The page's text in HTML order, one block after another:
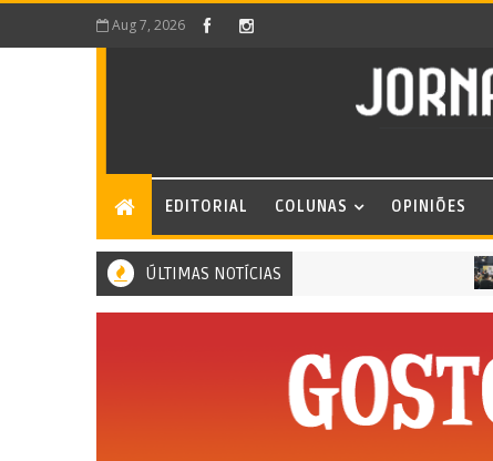
Aug 7, 2026
EDITORIAL COLUNAS OPINIÕES
ÚLTIMAS NOTÍCIAS